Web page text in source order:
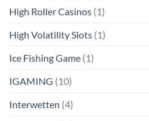
High Roller Casinos (1)
High Volatility Slots (1)
Ice Fishing Game (1)
IGAMING (10)
Interwetten (4)